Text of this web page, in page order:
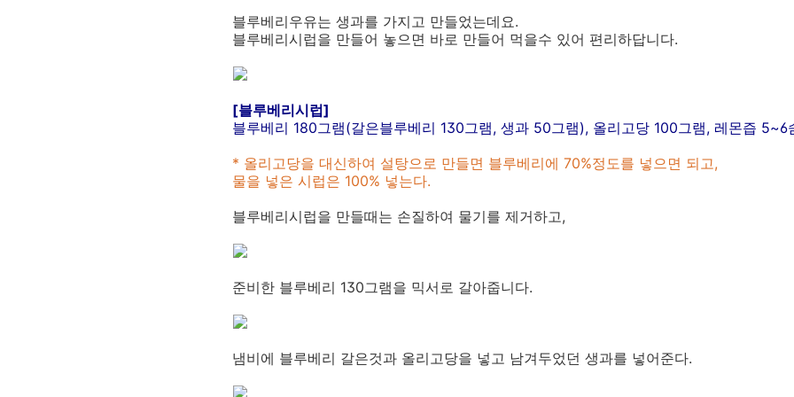
블루베리우유는 생과를 가지고 만들었는데요.
블루베리시럽을 만들어 놓으면 바로 만들어 먹을수 있어 편리하답니다.
[블루베리시럽]
블루베리 180그램(갈은블루베리 130그램, 생과 50그램), 올리고당 100그램, 레몬즙 5~6
* 올리고당을 대신하여 설탕으로 만들면 블루베리에 70%정도를 넣으면 되고,
물을 넣은 시럽은 100% 넣는다.
블루베리시럽을 만들때는 손질하여 물기를 제거하고,
준비한 블루베리 130그램을 믹서로 갈아줍니다.
냄비에 블루베리 갈은것과 올리고당을 넣고 남겨두었던 생과를 넣어준다.